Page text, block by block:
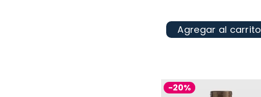
Agregar al carrito
-20%